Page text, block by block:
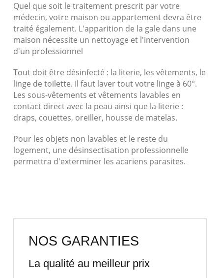
Quel que soit le traitement prescrit par votre
médecin, votre maison ou appartement devra être
traité également. L'apparition de la gale dans une
maison nécessite un nettoyage et l'intervention
d'un professionnel
Tout doit être désinfecté : la literie, les vêtements, le
linge de toilette. Il faut laver tout votre linge à 60°.
Les sous-vêtements et vêtements lavables en
contact direct avec la peau ainsi que la literie :
draps, couettes, oreiller, housse de matelas.
Pour les objets non lavables et le reste du
logement, une désinsectisation professionnelle
permettra d'exterminer les acariens parasites.
NOS GARANTIES
La qualité au meilleur prix